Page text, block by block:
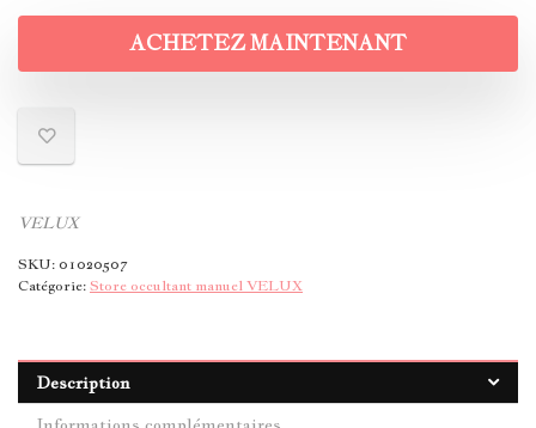
ACHETEZ MAINTENANT
VELUX
SKU:01020507
Catégorie:Store occultant manuel VELUX
Description